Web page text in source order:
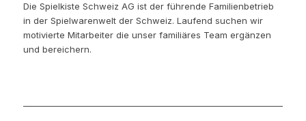
Die Spielkiste Schweiz AG ist der führende Familienbetrieb
in der Spielwarenwelt der Schweiz. Laufend suchen wir
motivierte Mitarbeiter die unser familiäres Team ergänzen
und bereichern.